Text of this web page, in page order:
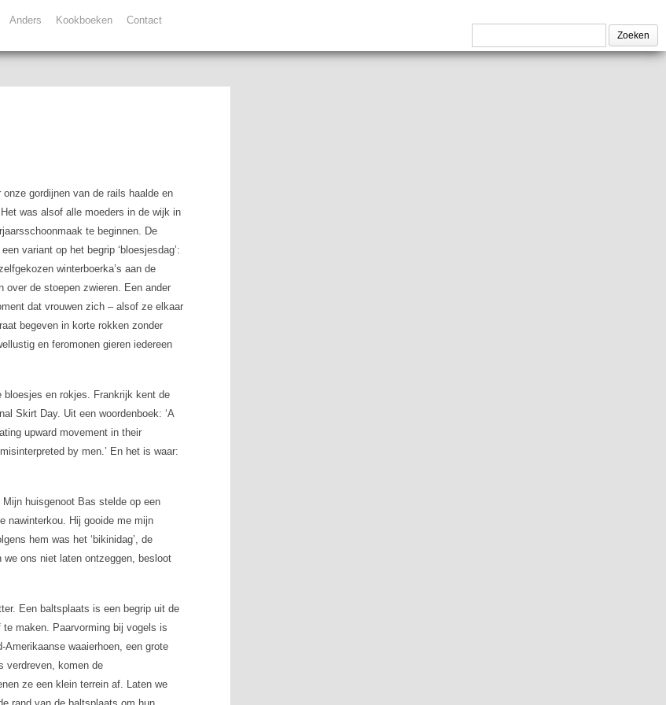
Anders Kookboeken Contact
onze gordijnen van de rails haalde en
was alsof alle moeders in de wijk in
te beginnen. De
variant op het begrip ‘bloesjesdag’:
winterboerka’s aan de
over de stoepen zwieren. Een ander
dat vrouwen zich – alsof ze elkaar
begeven in korte rokken zonder
en feromonen gieren iedereen
bloesjes en rokjes. Frankrijk kent de
Skirt Day. Uit een woordenboek: ‘A
upward movement in their
by men.’ En het is waar:
huisgenoot Bas stelde op een
nawinterkou. Hij gooide me mijn
hem was het ‘bikinidag’, de
ons niet laten ontzeggen, besloot
Een baltsplaats is een begrip uit de
maken. Paarvorming bij vogels is
waaierhoen, een grote
verdreven, komen de
ze een klein terrein af. Laten we